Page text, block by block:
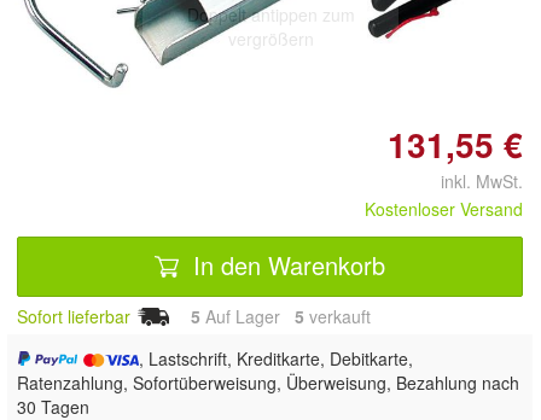
Doppelt antippen zum
vergrößern
131,55 €
inkl. MwSt.
Kostenloser Versand
In den Warenkorb
Sofort lieferbar 5 Auf Lager 5 verkauft
, Lastschrift, Kreditkarte, Debitkarte,
Ratenzahlung, Sofortüberweisung, Überweisung, Bezahlung nach
30 Tagen